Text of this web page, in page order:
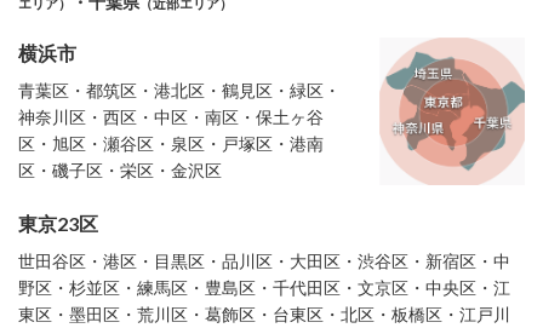
横浜市
青葉区・都筑区・港北区・鶴見区・緑区・
神奈川区・西区・中区・南区・保土ヶ谷
区・旭区・瀬谷区・泉区・戸塚区・港南
区・磯子区・栄区・金沢区
東京23区
世田谷区・港区・目黒区・品川区・大田区・渋谷区・新宿区・中
野区・杉並区・練馬区・豊島区・千代田区・文京区・中央区・江
東区・墨田区・荒川区・葛飾区・台東区・北区・板橋区・江戸川